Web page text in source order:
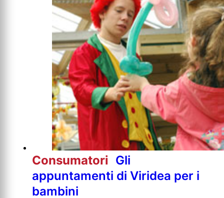
Consumatori Gli
appuntamenti di Viridea per i
bambini